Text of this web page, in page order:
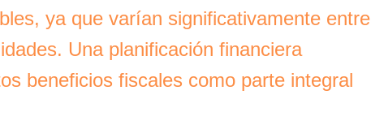
ya que varían significativamente entre
Una planificación financiera
beneficios fiscales como parte integral